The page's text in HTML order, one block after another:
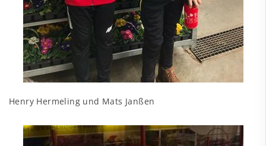
Henry Hermeling und Mats Janßen